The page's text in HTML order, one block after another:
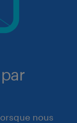
nous